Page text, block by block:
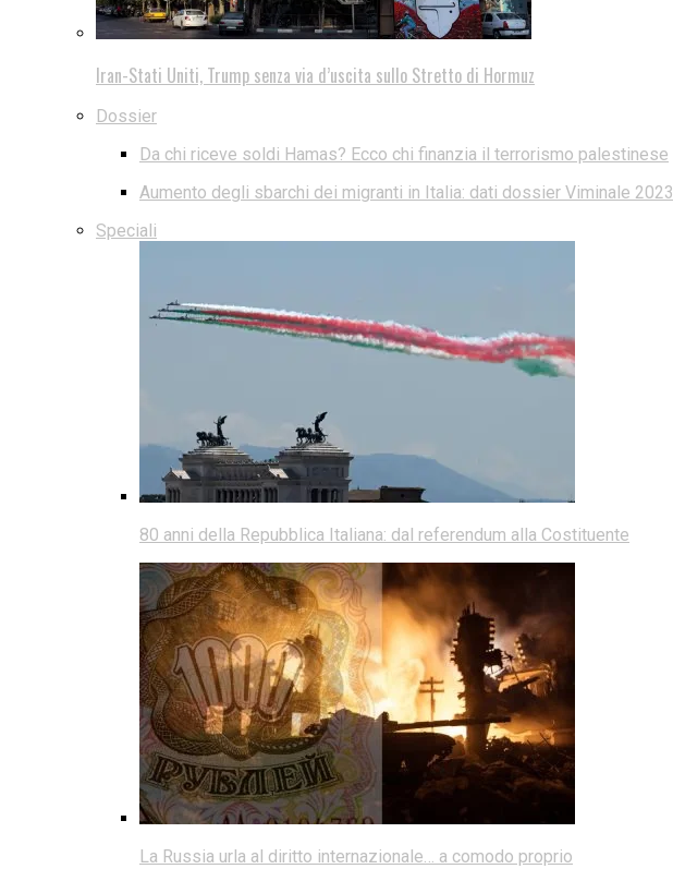
Iran-Stati Uniti, Trump senza via d’uscita sullo Stretto di Hormuz
Dossier
Da chi riceve soldi Hamas? Ecco chi finanzia il terrorismo palestinese
Aumento degli sbarchi dei migranti in Italia: dati dossier Viminale 2023
Speciali
80 anni della Repubblica Italiana: dal referendum alla Costituente
La Russia urla al diritto internazionale… a comodo proprio